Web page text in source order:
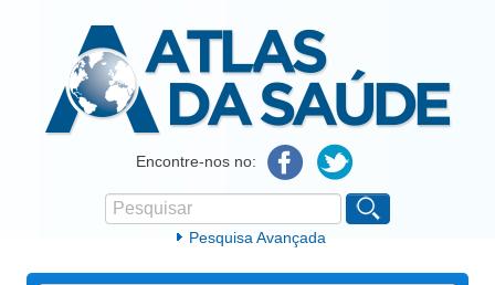
Atlas da SaúdeEncontre-nos no:
Formulário de procura
Pesquisar
Pesquisa Avançada